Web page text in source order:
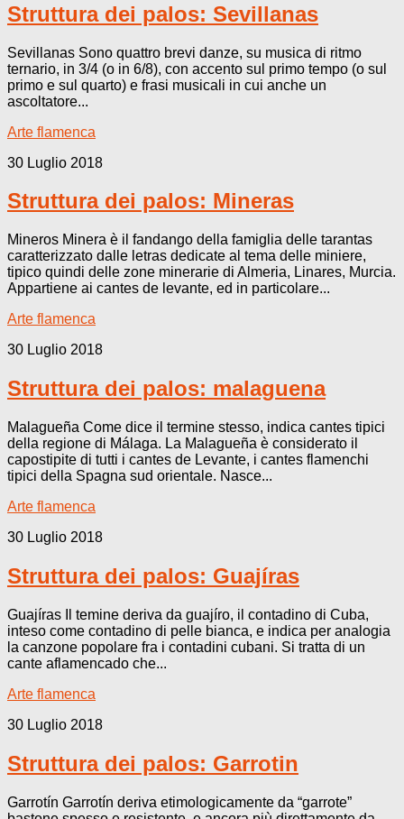
Struttura dei palos: Sevillanas
Sevillanas Sono quattro brevi danze, su musica di ritmo
ternario, in 3/4 (o in 6/8), con accento sul primo tempo (o sul
primo e sul quarto) e frasi musicali in cui anche un
ascoltatore...
Arte flamenca
30 Luglio 2018
Struttura dei palos: Mineras
Mineros Minera è il fandango della famiglia delle tarantas
caratterizzato dalle letras dedicate al tema delle miniere,
tipico quindi delle zone minerarie di Almeria, Linares, Murcia.
Appartiene ai cantes de levante, ed in particolare...
Arte flamenca
30 Luglio 2018
Struttura dei palos: malaguena
Malagueña Come dice il termine stesso, indica cantes tipici
della regione di Málaga. La Malagueña è considerato il
capostipite di tutti i cantes de Levante, i cantes flamenchi
tipici della Spagna sud orientale. Nasce...
Arte flamenca
30 Luglio 2018
Struttura dei palos: Guajíras
Guajíras Il temine deriva da guajíro, il contadino di Cuba,
inteso come contadino di pelle bianca, e indica per analogia
la canzone popolare fra i contadini cubani. Si tratta di un
cante aflamencado che...
Arte flamenca
30 Luglio 2018
Struttura dei palos: Garrotin
Garrotín Garrotín deriva etimologicamente da “garrote”